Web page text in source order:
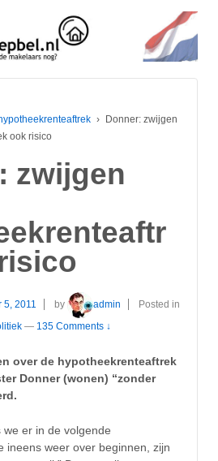
›
Donner: zwijgen
ook risico
zwijgen
5, 2011 by admin
Posted in
— 135 Comments ↓
over de hypotheekrenteaftrek
Donner (wonen) “zonder
we er in de volgende
ineens weer over beginnen, zijn